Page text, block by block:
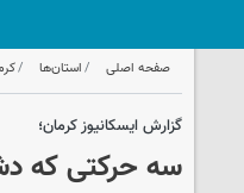
صفحه اصلی استان‌ها
گزارش ایسکانیوز کرمان؛
سه حرکتی که